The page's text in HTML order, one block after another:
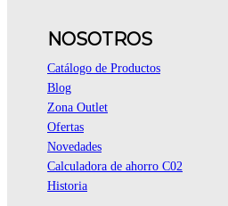
NOSOTROS
Catálogo de Productos
Blog
Zona Outlet
Ofertas
Novedades
Calculadora de ahorro C02
Historia